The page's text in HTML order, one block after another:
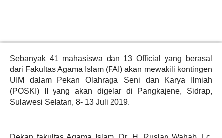
Sebanyak 41 mahasiswa dan 13 Official yang berasal
dari Fakultas Agama Islam (FAI) akan mewakili kontingen
UIM dalam Pekan Olahraga Seni dan Karya Ilmiah
(POSKI) II yang akan digelar di Pangkajene, Sidrap,
Sulawesi Selatan, 8- 13 Juli 2019.